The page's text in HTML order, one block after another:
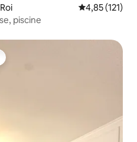
Évaluation
4,85 (121)
piscine
plus appréciés